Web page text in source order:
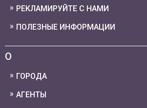
РЕКЛАМИРУЙТЕ С НАМИ
ПОЛЕЗНЫЕ ИНФОРМАЦИИ
О
ГОРОДА
АГЕНТЫ